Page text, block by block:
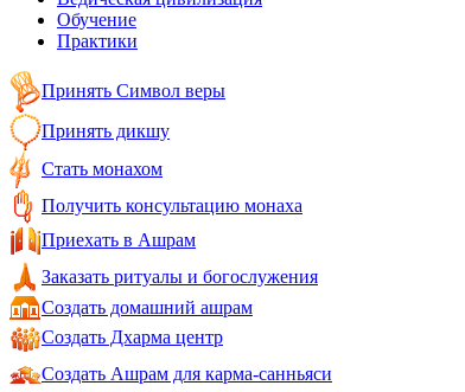
Обучение
Практики
Принять Символ веры
Принять дикшу
Стать монахом
Получить консультацию монаха
Приехать в Ашрам
Заказать ритуалы и богослужения
Создать домашний ашрам
Создать Дхарма центр
Создать Ашрам для карма-санньяси